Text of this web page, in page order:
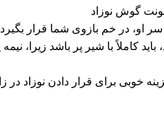
گوش نوزاد
سر او، در خم بازوی شما قرار
کاملاً با شیر پر باشد زیرا،
خوبی برای قرار دادن نوزاد